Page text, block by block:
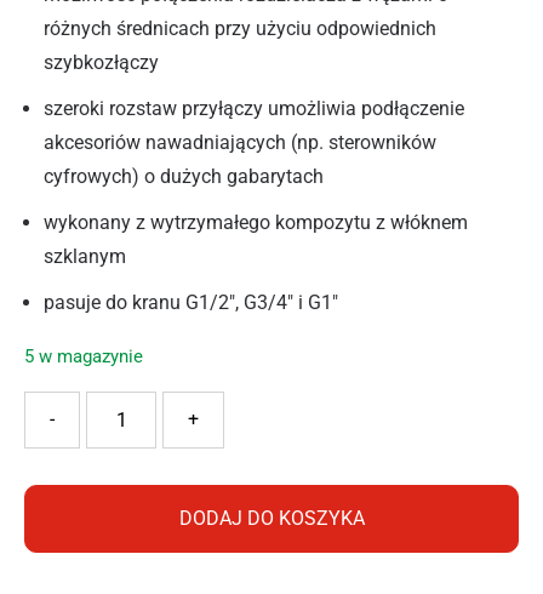
różnych średnicach przy użyciu odpowiednich
szybkozłączy
szeroki rozstaw przyłączy umożliwia podłączenie
akcesoriów nawadniających (np. sterowników
cyfrowych) o dużych gabarytach
wykonany z wytrzymałego kompozytu z włóknem
szklanym
pasuje do kranu G1/2″, G3/4″ i G1″
5 w magazynie
+
-
DODAJ DO KOSZYKA